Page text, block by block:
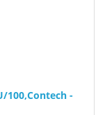
100,Contech -